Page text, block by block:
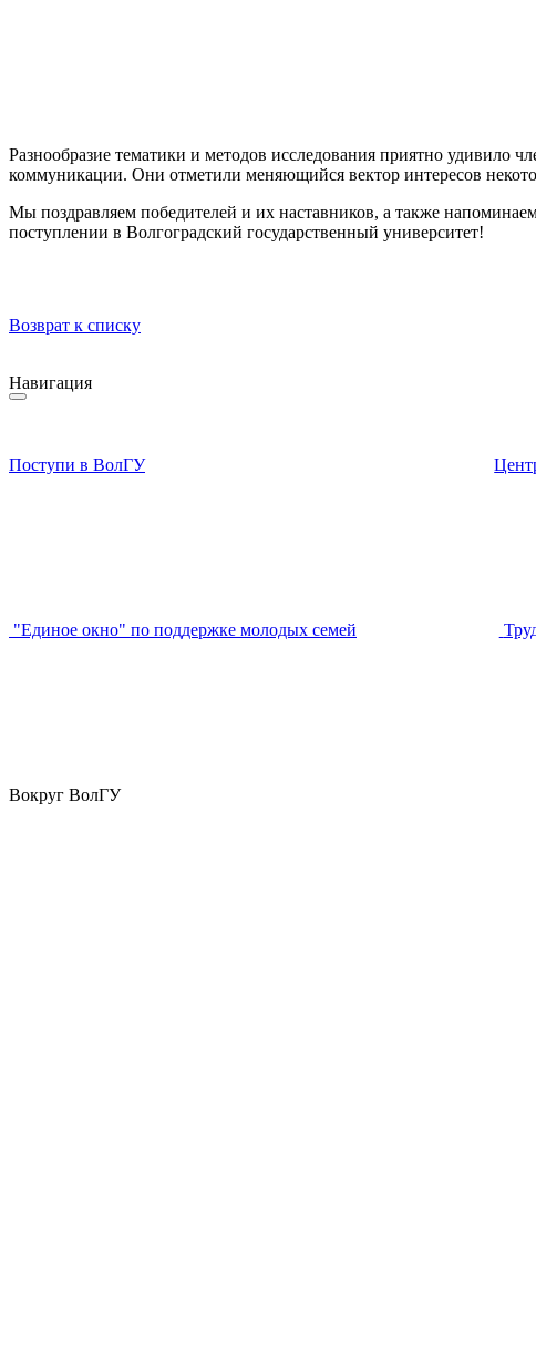
Разнообразие тематики и методов исследования приятно удивило
коммуникации. Они отметили меняющийся вектор интересов
Мы поздравляем победителей и их наставников, а также
поступлении в Волгоградский государственный университет!
Возврат к списку
Навигация
Поступи в ВолГУ
"Единое окно" по поддержке молодых семей
Вокруг ВолГУ